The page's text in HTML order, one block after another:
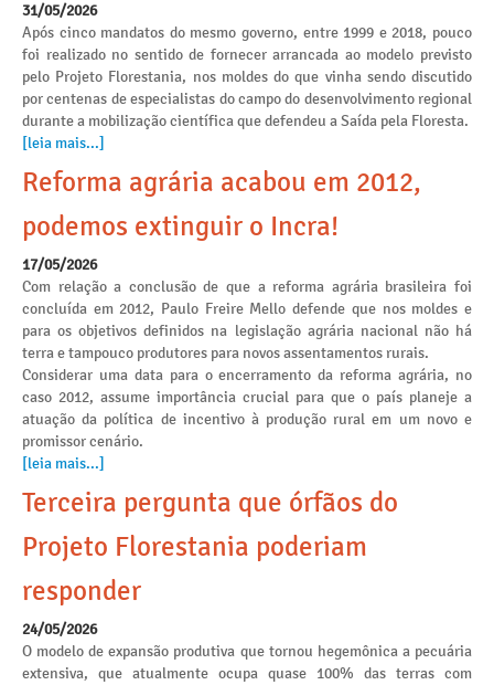
31/05/2026
Após cinco mandatos do mesmo governo, entre 1999 e 2018, pouco
foi realizado no sentido de fornecer arrancada ao modelo previsto
pelo Projeto Florestania, nos moldes do que vinha sendo discutido
por centenas de especialistas do campo do desenvolvimento regional
durante a mobilização científica que defendeu a Saída pela Floresta.
[leia mais...]
Reforma agrária acabou em 2012,
podemos extinguir o Incra!
17/05/2026
Com relação a conclusão de que a reforma agrária brasileira foi
concluída em 2012, Paulo Freire Mello defende que nos moldes e
para os objetivos definidos na legislação agrária nacional não há
terra e tampouco produtores para novos assentamentos rurais.
Considerar uma data para o encerramento da reforma agrária, no
caso 2012, assume importância crucial para que o país planeje a
atuação da política de incentivo à produção rural em um novo e
promissor cenário.
[leia mais...]
Terceira pergunta que órfãos do
Projeto Florestania poderiam
responder
24/05/2026
O modelo de expansão produtiva que tornou hegemônica a pecuária
extensiva, que atualmente ocupa quase 100% das terras com